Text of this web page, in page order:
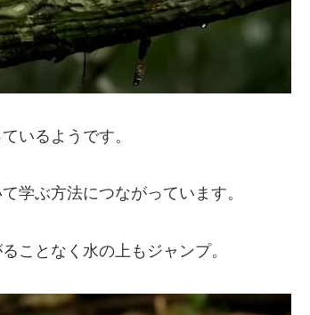
いるようです。
学ぶ方法につながっています。
ことなく水の上もジャンプ。